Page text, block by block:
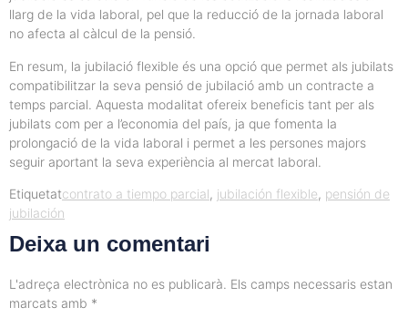
llarg de la vida laboral, pel que la reducció de la jornada laboral
no afecta al càlcul de la pensió.
En resum, la jubilació flexible és una opció que permet als jubilats
compatibilitzar la seva pensió de jubilació amb un contracte a
temps parcial. Aquesta modalitat ofereix beneficis tant per als
jubilats com per a l’economia del país, ja que fomenta la
prolongació de la vida laboral i permet a les persones majors
seguir aportant la seva experiència al mercat laboral.
Etiquetatcontrato a tiempo parcial, jubilación flexible, pensión de
jubilación
Deixa un comentari
L'adreça electrònica no es publicarà. Els camps necessaris estan
marcats amb *